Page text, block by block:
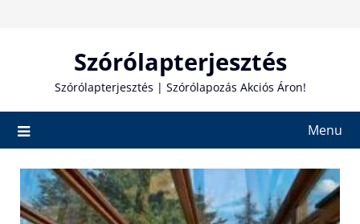
Szórólapterjesztés
Szórólapterjesztés | Szórólapozás Akciós Áron!
Menu